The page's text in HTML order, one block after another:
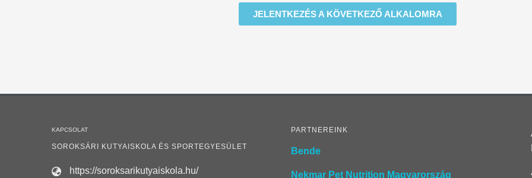
JELENTKEZÉS A KÖVETKEZŐ ALKALOMRA
KAPCSOLAT
SOROKSÁRI KUTYAISKOLA ÉS SPORTEGYESÜLET
https://soroksarikutyaiskola.hu/
PARTNEREINK
Bende
Nekmar Pet Nutrition Magyarország